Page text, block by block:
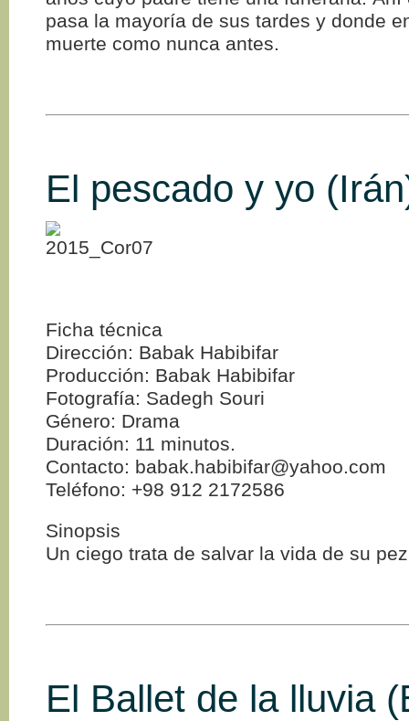
pasa la mayoría de sus tardes y donde
muerte como nunca antes.
El pescado y yo
Ficha técnica
Dirección: Babak Habibifar
Producción: Babak Habibifar
Fotografía: Sadegh Souri
Género: Drama
Duración: 11 minutos.
Contacto: babak.habibifar@yahoo.com
Teléfono: +98 912 2172586
Sinopsis
Un ciego trata de salvar la vida de su
El Ballet de la lluvia